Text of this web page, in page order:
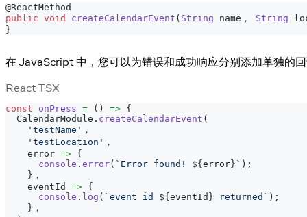
@ReactMethod
public void createCalendarEvent ( String name， String
}
在 JavaScript 中，您可以为错误和成功响应分别添加单独的
React TSX
const onPress = ( ) => {
CalendarModule . createCalendarEvent (
'testName' ，
'testLocation' ，
    error
=> {
console . error( ` Error found! ${ error } ` ) ;
} ，
    eventId
=> {
console . log ( ` event id ${ eventId } returned ` ) ;
} ，